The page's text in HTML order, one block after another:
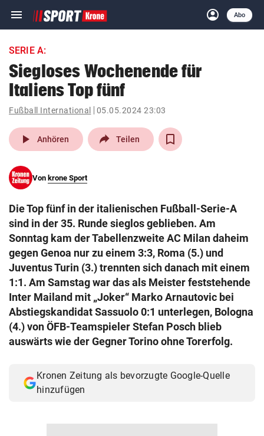
menu Navigation
ein-/ausklappen
account_circle
Anmelden
Abo
close Schließen
account_circle Anmelden
pin_drop
Wien arrow_right
search
eingeben
© Krone Multimedia GmbH & Co KG 2026
Muthgasse 2, 1190 Wien
SERIE A:
Siegloses Wochenende für
Italiens Top fünf
Fußball International 05.05.2024 23:03
play_arrow Anhören Teilen
Von krone Sport
Die Top fünf in der italienischen Fußball-Serie-A
sind in der 35. Runde sieglos geblieben. Am
Sonntag kam der Tabellenzweite AC Milan daheim
gegen Genoa nur zu einem 3:3, Roma (5.) und
Juventus Turin (3.) trennten sich danach mit einem
1:1. Am Samstag war das als Meister feststehende
Inter Mailand mit „Joker“ Marko Arnautovic bei
Abstiegskandidat Sassuolo 0:1 unterlegen, Bologna
(4.) von ÖFB-Teamspieler Stefan Posch blieb
auswärts wie der Gegner Torino ohne Torerfolg.
Kronen Zeitung als bevorzugte Google-Quelle
hinzufügen